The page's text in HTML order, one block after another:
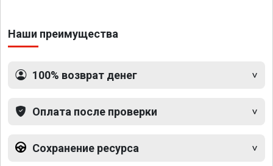
Наши преимущества
100% возврат денег
Оплата после проверки
Сохранение ресурса